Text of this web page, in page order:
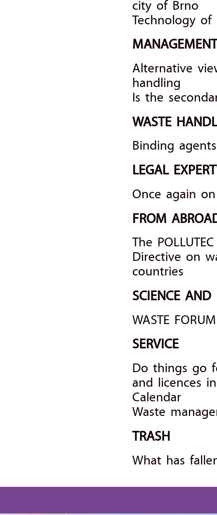
city of Brno
Technology
MANAGEMENT
Alternative
handling
Is the
WASTE
Binding
LEGAL
Once again
FROM
The
Directive on
countries
SCIENCE AND
WASTE
SERVICE
Do things go
and licences
Calendar
Waste
TRASH
What has